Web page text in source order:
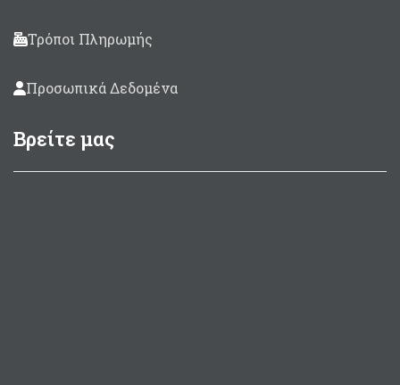
Τρόποι Πληρωμής
Προσωπικά Δεδομένα
Βρείτε μας